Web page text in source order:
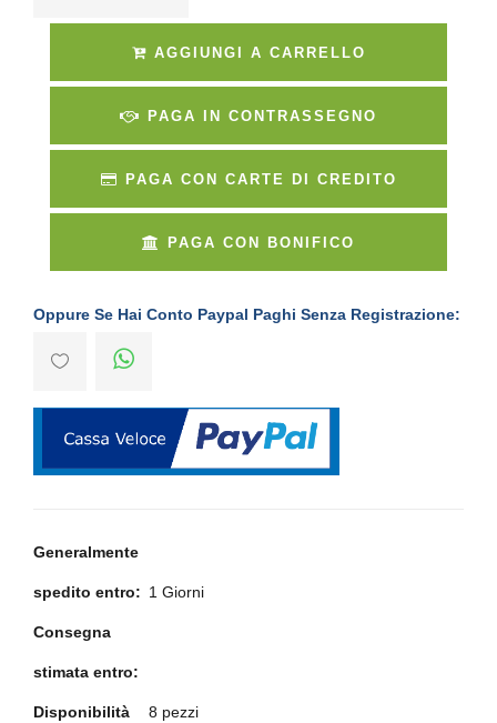
AGGIUNGI A CARRELLO
PAGA IN CONTRASSEGNO
PAGA CON CARTE DI CREDITO
PAGA CON BONIFICO
Oppure Se Hai Conto Paypal Paghi Senza Registrazione:
Generalmente
spedito entro: 1 Giorni
Consegna
stimata entro:
Disponibilità 8 pezzi